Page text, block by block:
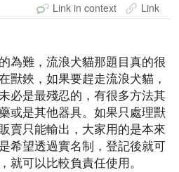
Link in context Link
為難，流浪犬貓那題目真的很
獸鋏，如果要趕走流浪犬貓，
必是最殘忍的，有很多方法其
或是其他器具。如果只處理獸
賣只能輸出，大家用的是本來
希望透過實名制，登記後就可
就可以比較負責任使用。